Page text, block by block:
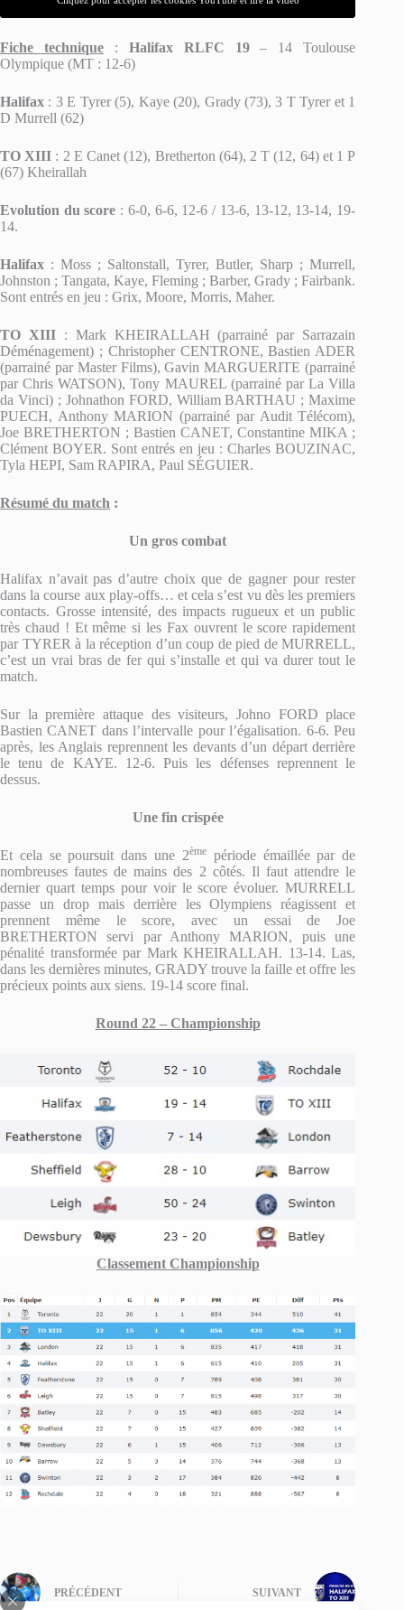
Fiche technique: Halifax RLFC 19– 14 Toulouse
Olympique (MT : 12-6)
Halifax : 3 E Tyrer (5), Kaye (20), Grady (73), 3 T Tyrer et 1
D Murrell (62)
TO XIII : 2 E Canet (12), Bretherton (64), 2 T (12, 64) et 1 P
(67) Kheirallah
Evolution du score : 6-0, 6-6, 12-6 / 13-6, 13-12, 13-14, 19-
14.
Halifax : Moss ; Saltonstall, Tyrer, Butler, Sharp ; Murrell,
Johnston ; Tangata, Kaye, Fleming ; Barber, Grady ; Fairbank.
Sont entrés en jeu : Grix, Moore, Morris, Maher.
TO XIII: Mark KHEIRALLAH (parrainé par Sarrazain
Déménagement) ; Christopher CENTRONE, Bastien ADER
(parrainé par Master Films), Gavin MARGUERITE (parrainé
par Chris WATSON), Tony MAUREL (parrainé par La Villa
da Vinci) ; Johnathon FORD, William BARTHAU ; Maxime
PUECH, Anthony MARION (parrainé par Audit Télécom),
Joe BRETHERTON ; Bastien CANET, Constantine MIKA ;
Clément BOYER. Sont entrés en jeu : Charles BOUZINAC,
Tyla HEPI, Sam RAPIRA, Paul SÉGUIER.
Résumé du match :
Un gros combat
Halifax n’avait pas d’autre choix que de gagner pour rester
dans la course aux play-offs… et cela s’est vu dès les premiers
contacts. Grosse intensité, des impacts rugueux et un public
très chaud ! Et même si les Fax ouvrent le score rapidement
par TYRER à la réception d’un coup de pied de MURRELL,
c’est un vrai bras de fer qui s’installe et qui va durer tout le
match.
Sur la première attaque des visiteurs, Johno FORD place
Bastien CANET dans l’intervalle pour l’égalisation. 6-6. Peu
après, les Anglais reprennent les devants d’un départ derrière
le tenu de KAYE. 12-6. Puis les défenses reprennent le
dessus.
Une fin crispée
Et cela se poursuit dans une 2èmepériode émaillée par de
nombreuses fautes de mains des 2 côtés. Il faut attendre le
dernier quart temps pour voir le score évoluer. MURRELL
passe un drop mais derrière les Olympiens réagissent et
prennent même le score, avec un essai de Joe
BRETHERTON servi par Anthony MARION, puis une
pénalité transformée par Mark KHEIRALLAH. 13-14. Las,
dans les dernières minutes, GRADY trouve la faille et offre les
précieux points aux siens. 19-14 score final.
Round 22 – Championship
Classement Championship
PRÉCÉDENT SUIVANT